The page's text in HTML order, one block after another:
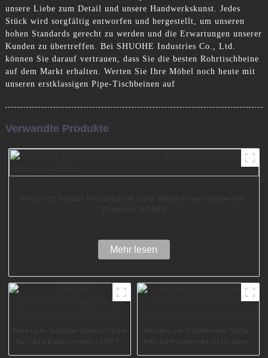
unsere Liebe zum Detail und unsere Handwerkskunst. Jedes
Stück wird sorgfältig entworfen und hergestellt, um unseren
hohen Standards gerecht zu werden und die Erwartungen unserer
Kunden zu übertreffen. Bei SHUOHE Industries Co., Ltd.
können Sie darauf vertrauen, dass Sie die besten Rohrtischbeine
auf dem Markt erhalten. Werten Sie Ihre Möbel noch heute mit
unseren erstklassigen Pipe-Tischbeinen auf
Verwandte Produkte
SHUOHE Möbel Metallbeine Sofa dekorative Hardware-
Zubehör A0583
Mehr lesen
Mentale Sofabeinbeschläge
für das Esszimmer I2987-
Heißes verkaufendes Sofa-
Metallmodernes Stützbein